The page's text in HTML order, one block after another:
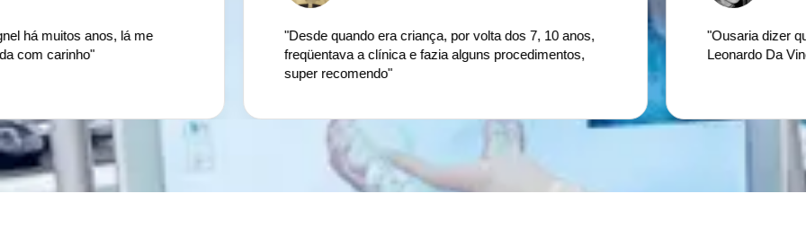
anos, lá me
"Desde quando era criança, por volta dos 7, 10 anos,
freqüentava a clínica e fazia alguns procedimentos,
super recomendo"
"Ousaria dizer que Dr.
Leonardo Da Vinci deste